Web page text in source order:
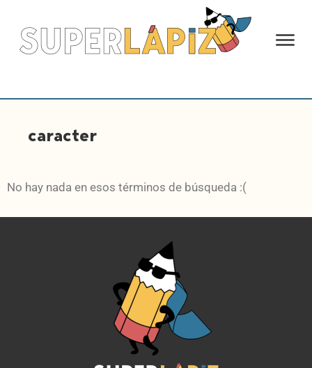
caracter
No hay nada en esos términos de búsqueda :(